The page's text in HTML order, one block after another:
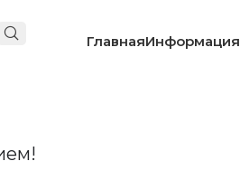
ГлавнаяИнформация